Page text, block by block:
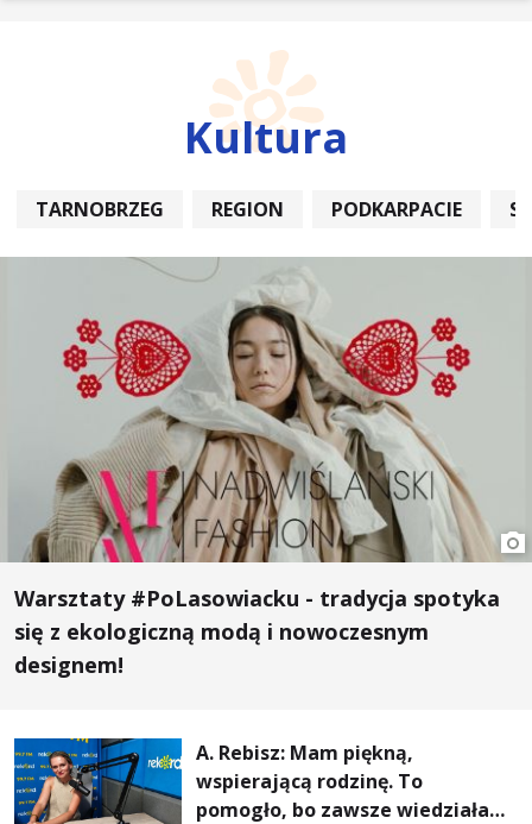
Kultura
TARNOBRZEG REGION PODKARPACIE
Warsztaty #PoLasowiacku - tradycja spotyka
się z ekologiczną modą i nowoczesnym
designem!
A. Rebisz: Mam piękną,
wspierającą rodzinę. To
pomogło, bo zawsze wiedziałam,